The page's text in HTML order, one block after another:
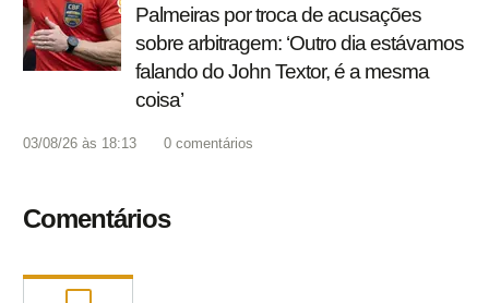
Palmeiras por troca de acusações
sobre arbitragem: ‘Outro dia estávamos
falando do John Textor, é a mesma
coisa’
03/08/26 às 18:13 0 comentários
Comentários